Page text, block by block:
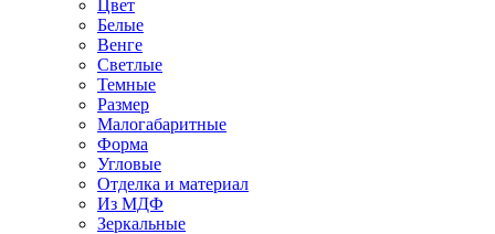
Цвет
Белые
Венге
Светлые
Темные
Размер
Малогабаритные
Форма
Угловые
Отделка и материал
Из МДФ
Зеркальные